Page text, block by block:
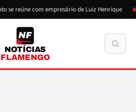
com empresário de Luiz Henrique
NF
NOTÍCIAS
FLAMENGO